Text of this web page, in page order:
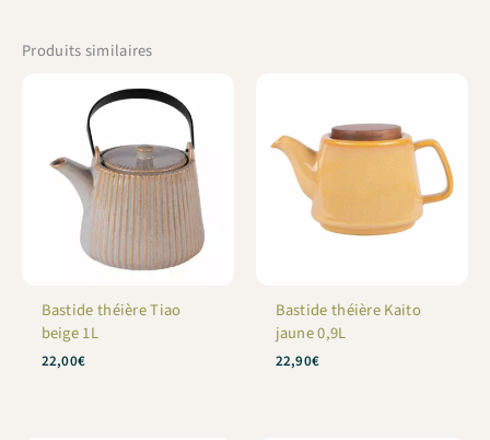
Produits similaires
Bastide théière Tiao
beige 1L
22,00€
Bastide théière Kaito
jaune 0,9L
22,90€